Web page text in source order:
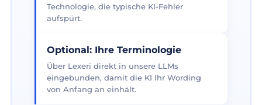
Technologie, die typische KI-Fehler
aufspürt.
Optional: Ihre Terminologie
Über Lexeri direkt in unsere LLMs
eingebunden, damit die KI Ihr Wording
von Anfang an einhält.